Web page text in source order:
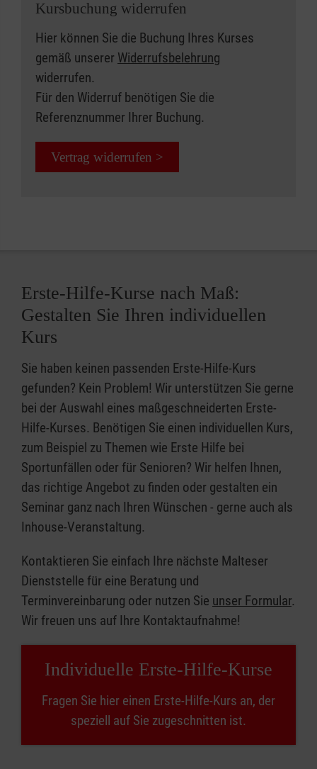
Kursbuchung widerrufen
Hier können Sie die Buchung Ihres Kurses
gemäß unserer Widerrufsbelehrung
widerrufen.
Für den Widerruf benötigen Sie die
Referenznummer Ihrer Buchung.
Vertrag widerrufen >
Erste-Hilfe-Kurse nach Maß:
Gestalten Sie Ihren individuellen
Kurs
Sie haben keinen passenden Erste-Hilfe-Kurs
gefunden? Kein Problem! Wir unterstützen Sie gerne
bei der Auswahl eines maßgeschneiderten Erste-
Hilfe-Kurses. Benötigen Sie einen individuellen Kurs,
zum Beispiel zu Themen wie Erste Hilfe bei
Sportunfällen oder für Senioren? Wir helfen Ihnen,
das richtige Angebot zu finden oder gestalten ein
Seminar ganz nach Ihren Wünschen - gerne auch als
Inhouse-Veranstaltung.
Kontaktieren Sie einfach Ihre nächste Malteser
Dienststelle für eine Beratung und
Terminvereinbarung oder nutzen Sie unser Formular.
Wir freuen uns auf Ihre Kontaktaufnahme!
Individuelle Erste-Hilfe-Kurse
Fragen Sie hier einen Erste-Hilfe-Kurs an, der
speziell auf Sie zugeschnitten ist.